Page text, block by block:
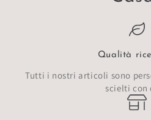
Qualità
Tutti i nostri articoli sono
scielti con